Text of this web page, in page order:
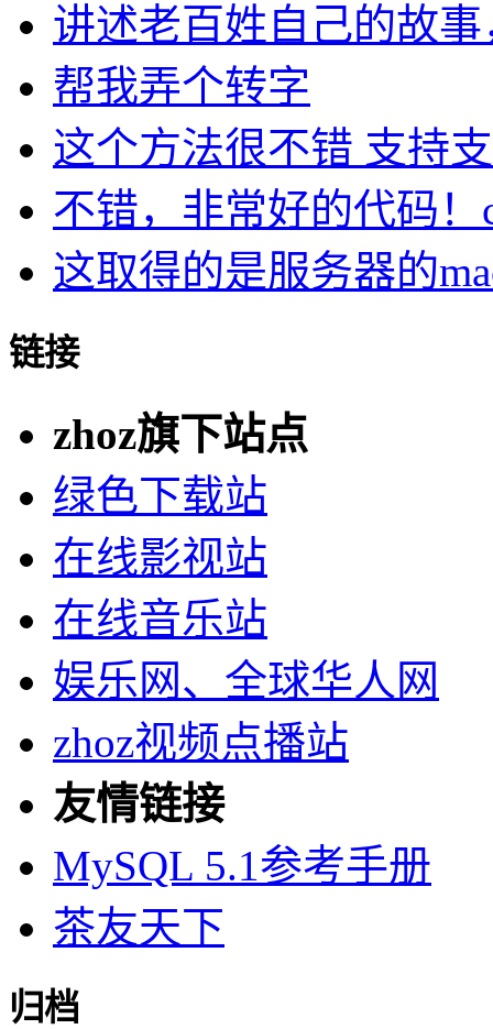
讲述老百姓自己的故事
帮我弄个转字
这个方法很不错 支持
不错，非常好的代码！
这取得的是服务器的
链接
zhoz旗下站点
绿色下载站
在线影视站
在线音乐站
娱乐网、全球华人网
zhoz视频点播站
友情链接
MySQL 5.1参考手册
茶友天下
归档